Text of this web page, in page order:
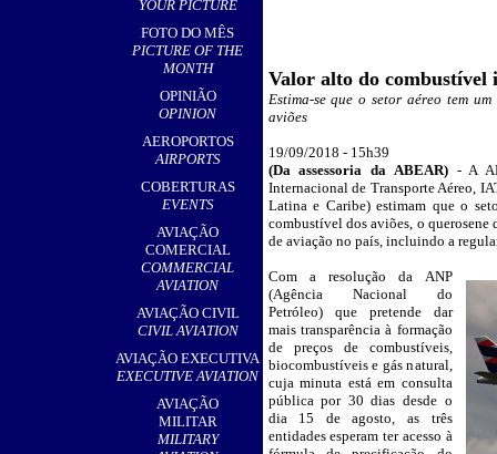
YOUR PICTURE
FOTO DO MÊS
PICTURE OF THE
MONTH
OPINIÃO
OPINION
AEROPORTOS
AIRPORTS
,
COBERTURAS
EVENTS
AVIAÇÃO
COMERCIAL
COMMERCIAL
AVIATION
AVIAÇÃO CIVIL
CIVIL AVIATION
AVIAÇÃO EXECUTIVA
EXECUTIVE AVIATION
AVIAÇÃO
MILITAR
MILITARY
Valor alto do combustível
Estima-se que o setor aéreo tem
aviões
19/09/2018 - 15h39
(Da assessoria da ABEAR) -A
Internacional de Transporte Aéreo,
Latina e Caribe) estimam que o
combustível dos aviões, o querosene
de aviação no país, incluindo a
__
Com a resolução da ANP
(Agência Nacional do
Petróleo) que pretende dar
mais transparência à formação
de preços de combustíveis,
biocombustíveis e gás natural,
cuja minuta está em consulta
pública por 30 dias desde o
dia 15 de agosto, as três
entidades esperam ter acesso à